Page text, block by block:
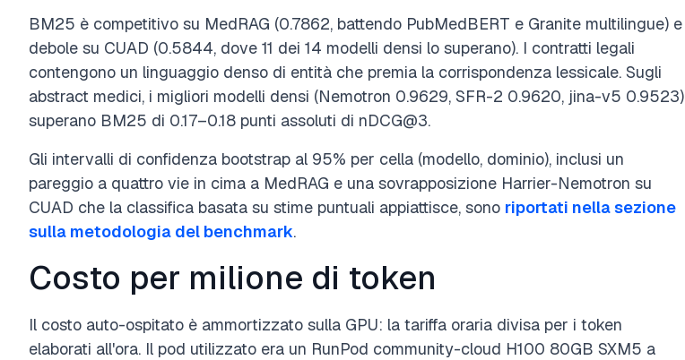
BM25 è competitivo su MedRAG (0.7862, battendo PubMedBERT e Granite multilingue) e
debole su CUAD (0.5844, dove 11 dei 14 modelli densi lo superano). I contratti legali
contengono un linguaggio denso di entità che premia la corrispondenza lessicale. Sugli
abstract medici, i migliori modelli densi (Nemotron 0.9629, SFR-2 0.9620, jina-v5 0.9523)
superano BM25 di 0.17–0.18 punti assoluti di nDCG@3.
Gli intervalli di confidenza bootstrap al 95% per cella (modello, dominio), inclusi un
pareggio a quattro vie in cima a MedRAG e una sovrapposizione Harrier-Nemotron su
CUAD che la classifica basata su stime puntuali appiattisce, sono riportati nella sezione
sulla metodologia del benchmark.
Costo per milione di token
Il costo auto-ospitato è ammortizzato sulla GPU: la tariffa oraria divisa per i token
elaborati all'ora. Il pod utilizzato era un RunPod community-cloud H100 80GB SXM5 a